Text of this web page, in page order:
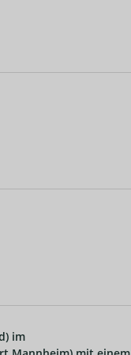
im